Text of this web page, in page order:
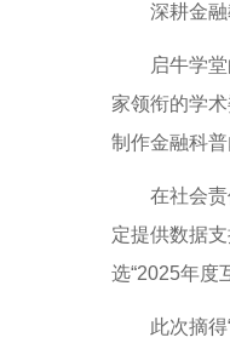
深耕金融
启牛学堂的
家领衔的学
制作金融科
在社会责任
定提供数据
选“2025年度
此次摘得“